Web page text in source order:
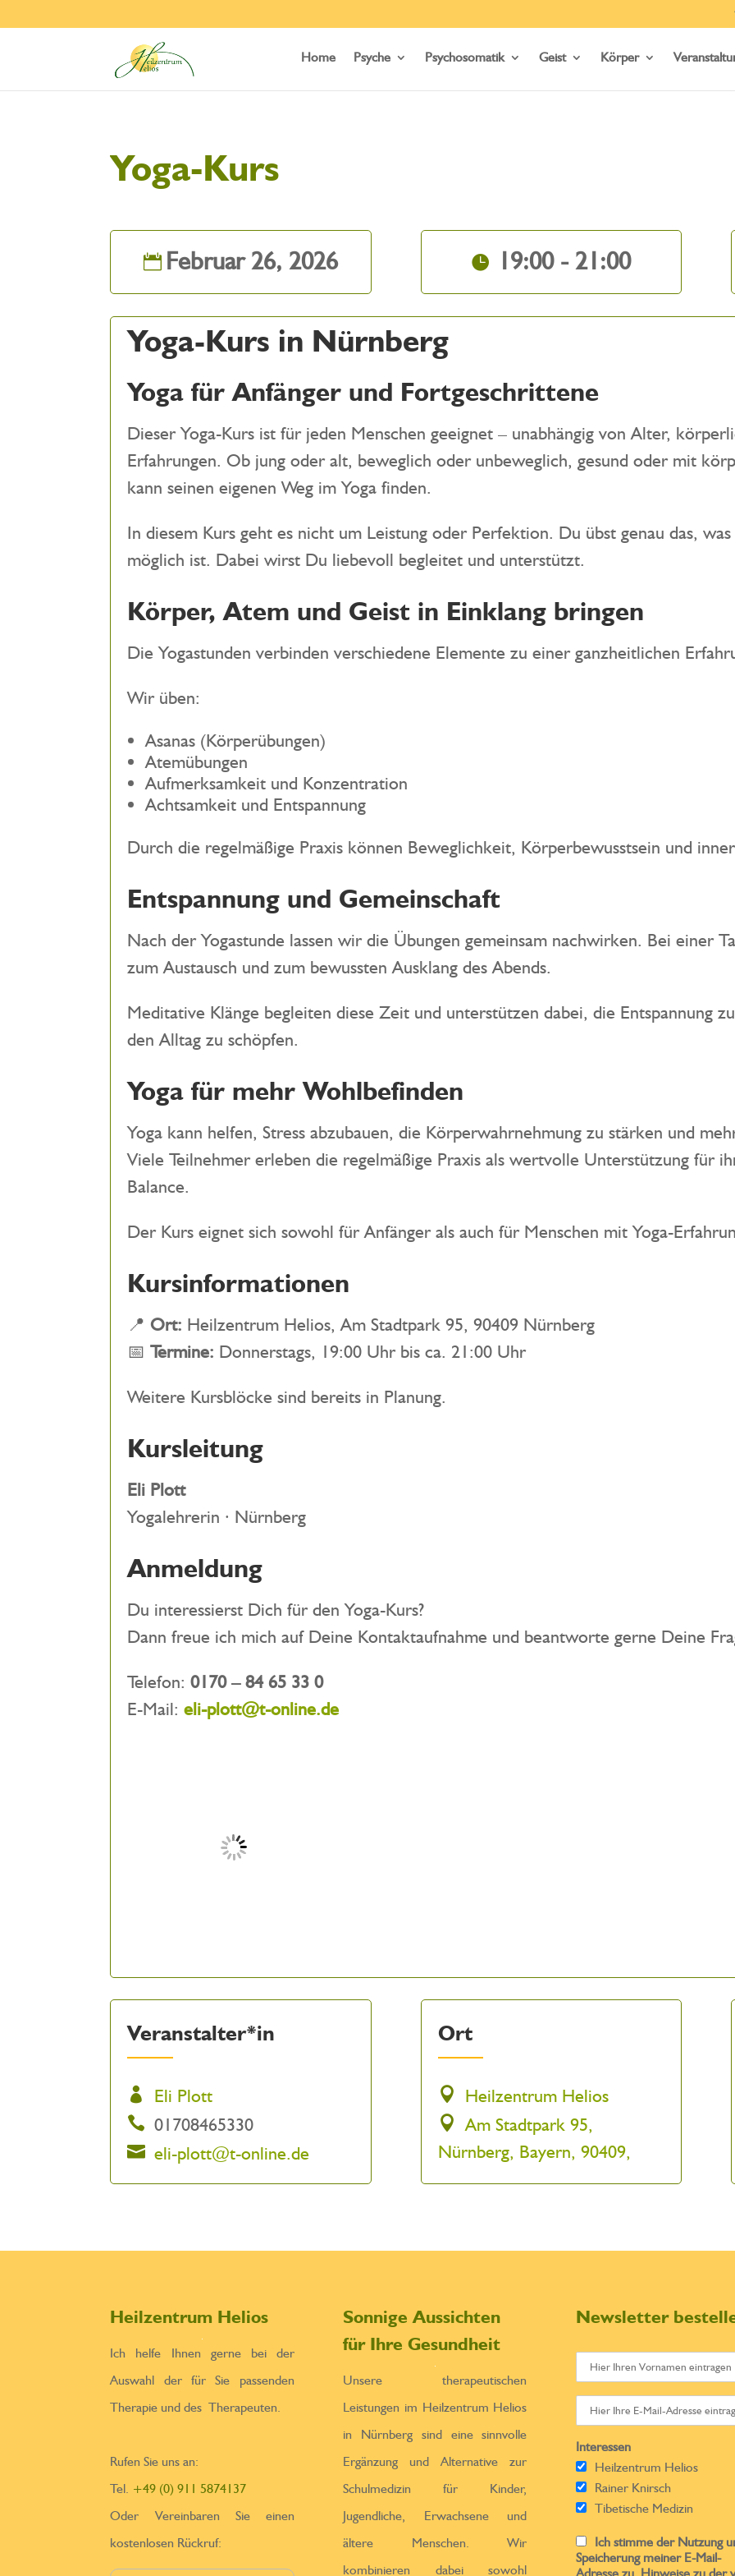
Home Psyche Psychosomatik Geist Körper
Yoga-Kurs
Februar 26, 2026 19:00 - 21:00
Yoga-Kurs in Nürnberg
Yoga für Anfänger und Fortgeschrittene
Dieser Yoga-Kurs ist für jeden Menschen geeignet – unabhängig von Alter,
Erfahrungen. Ob jung oder alt, beweglich oder unbeweglich, gesund oder mit
kann seinen eigenen Weg im Yoga finden.
In diesem Kurs geht es nicht um Leistung oder Perfektion. Du übst genau das,
möglich ist. Dabei wirst Du liebevoll begleitet und unterstützt.
Körper, Atem und Geist in Einklang bringen
Die Yogastunden verbinden verschiedene Elemente zu einer ganzheitlichen
Wir üben:
Asanas (Körperübungen)
Atemübungen
Aufmerksamkeit und Konzentration
Achtsamkeit und Entspannung
Durch die regelmäßige Praxis können Beweglichkeit, Körperbewusstsein und
Entspannung und Gemeinschaft
Nach der Yogastunde lassen wir die Übungen gemeinsam nachwirken. Bei einer
zum Austausch und zum bewussten Ausklang des Abends.
Meditative Klänge begleiten diese Zeit und unterstützen dabei, die Entspannung
den Alltag zu schöpfen.
Yoga für mehr Wohlbefinden
Yoga kann helfen, Stress abzubauen, die Körperwahrnehmung zu stärken und
Viele Teilnehmer erleben die regelmäßige Praxis als wertvolle Unterstützung für
Balance.
Der Kurs eignet sich sowohl für Anfänger als auch für Menschen mit Yoga-
Kursinformationen
📍Ort: Heilzentrum Helios, Am Stadtpark 95, 90409 Nürnberg
📅Termine: Donnerstags, 19:00 Uhr bis ca. 21:00 Uhr
Weitere Kursblöcke sind bereits in Planung.
Kursleitung
Eli Plott
Yogalehrerin · Nürnberg
Anmeldung
Du interessierst Dich für den Yoga-Kurs?
Dann freue ich mich auf Deine Kontaktaufnahme und beantworte gerne Deine
Telefon:0170 – 84 65 33 0
E-Mail:eli-plott@t-online.de
Veranstalter*in
Eli Plott
01708465330
eli-plott@t-online.de
Ort
Heilzentrum Helios
Am Stadtpark 95,
Nürnberg, Bayern, 90409,
Heilzentrum Helios
Ich helfe Ihnen gerne bei der
Auswahl der für Sie passenden
Therapie und des Therapeuten.
Rufen Sie uns an:
Tel. +49 (0) 911 5874137
Oder Vereinbaren Sie einen
kostenlosen Rückruf:
Sonnige Aussichten
für Ihre Gesundheit
Unsere therapeutischen
Leistungen im Heilzentrum Helios
in Nürnberg sind eine sinnvolle
Ergänzung und Alternative zur
Schulmedizin für Kinder,
Jugendliche, Erwachsene und
ältere Menschen. Wir
kombinieren dabei sowohl
Newsletter
Interessen
Heilzentrum Helios
Rainer Knirsch
Tibetische Medizin
Ich stimme der Nutzung
Speicherung meiner E-Mail-